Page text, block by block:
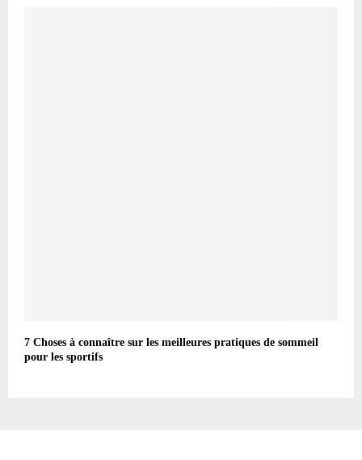
7 Choses à connaître sur les meilleures pratiques de sommeil
pour les sportifs